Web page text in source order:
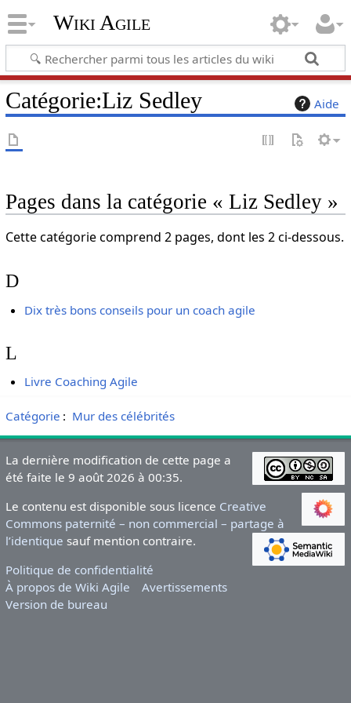
Wiki Agile
Aide
Catégorie:Liz Sedley
Pages dans la catégorie « Liz Sedley »
Cette catégorie comprend 2 pages, dont les 2 ci-dessous.
D
Dix très bons conseils pour un coach agile
L
Livre Coaching Agile
Catégorie : Mur des célébrités
La dernière modification de cette page a
été faite le 9 août 2026 à 00:35.
Le contenu est disponible sous licence Creative
Commons paternité – non commercial – partage à
l’identique sauf mention contraire.
Politique de confidentialité
À propos de Wiki Agile
Avertissements
Version de bureau